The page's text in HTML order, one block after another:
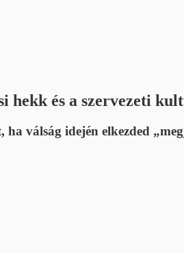
és a szervezeti
válság idején elkezded